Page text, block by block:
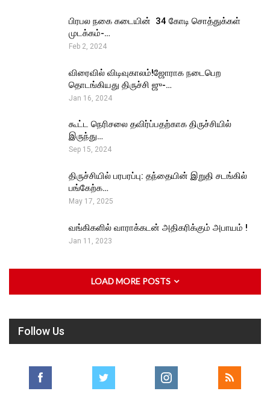
பிரபல நகை கடையின் ₹ 34 கோடி சொத்துக்கள்
முடக்கம்-…
Feb 2, 2024
விரைவில் விடிவுகாலம்!ஜோராக நடைபெற
தொடங்கியது திருச்சி ஜு-…
Jan 16, 2024
கூட்ட நெரிசலை தவிர்ப்பதற்காக திருச்சியில்
இருந்து…
Sep 15, 2024
திருச்சியில் பரபரப்பு: தந்தையின் இறுதி சடங்கில்
பங்கேற்க…
May 17, 2025
வங்கிகளில் வாராக்கடன் அதிகரிக்கும் அபாயம் !
Jan 11, 2023
LOAD MORE POSTS
Follow Us